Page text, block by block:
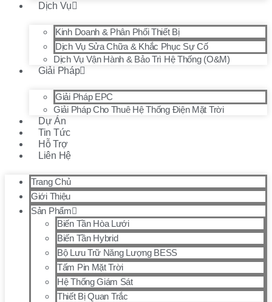
Dịch Vụ
Kinh Doanh & Phân Phối Thiết Bị
Dịch Vụ Sửa Chữa & Khắc Phục Sự Cố
Dịch Vụ Vận Hành & Bảo Trì Hệ Thống (O&M)
Giải Pháp
Giải Pháp EPC
Giải Pháp Cho Thuê Hệ Thống Điện Mặt Trời
Dự Án
Tin Tức
Hỗ Trợ
Liên Hệ
Trang Chủ
Giới Thiệu
Sản Phẩm
Biến Tần Hòa Lưới
Biến Tần Hybrid
Bộ Lưu Trữ Năng Lượng BESS
Tấm Pin Mặt Trời
Hệ Thống Giám Sát
Thiết Bị Quan Trắc